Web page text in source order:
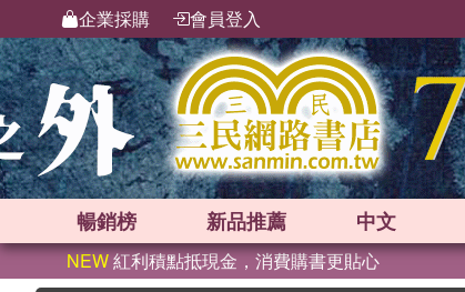
企業採購 會員登入
暢銷榜 新品推薦 中文
NEW紅利積點抵現金，消費購書更貼心